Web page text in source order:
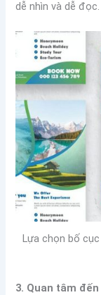
dễ nhìn và dễ đọc.
Lựa chọn bố
3. Quan tâm